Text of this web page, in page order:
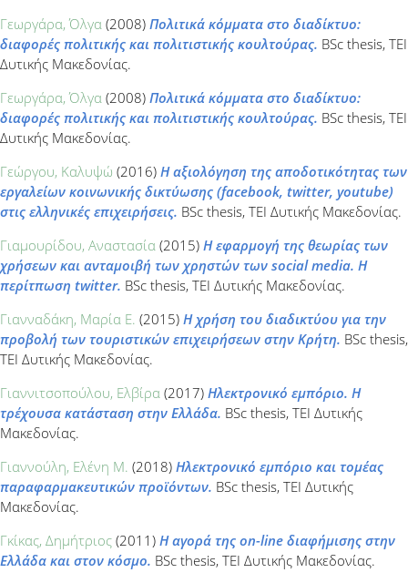
Γεωργάρα, Όλγα (2008) Πολιτικά κόμματα στο διαδίκτυο:
διαφορές πολιτικής και πολιτιστικής κουλτούρας. BSc thesis, ΤΕΙ
Δυτικής Μακεδονίας.
Γεωργάρα, Όλγα (2008) Πολιτικά κόμματα στο διαδίκτυο:
διαφορές πολιτικής και πολιτιστικής κουλτούρας. BSc thesis, ΤΕΙ
Δυτικής Μακεδονίας.
Γεώργου, Καλυψώ (2016) Η αξιολόγηση της αποδοτικότητας των
εργαλείων κοινωνικής δικτύωσης (facebook, twitter, youtube)
στις ελληνικές επιχειρήσεις. BSc thesis, ΤΕΙ Δυτικής Μακεδονίας.
Γιαμουρίδου, Αναστασία (2015) Η εφαρμογή της θεωρίας των
χρήσεων και ανταμοιβή των χρηστών των social media. H
περίτπωση twitter. BSc thesis, ΤΕΙ Δυτικής Μακεδονίας.
Γιανναδάκη, Μαρία Ε. (2015) Η χρήση του διαδικτύου για την
προβολή των τουριστικών επιχειρήσεων στην Κρήτη. BSc thesis,
ΤΕΙ Δυτικής Μακεδονίας.
Γιαννιτσοπούλου, Ελβίρα (2017) Ηλεκτρονικό εμπόριο. Η
τρέχουσα κατάσταση στην Ελλάδα. BSc thesis, ΤΕΙ Δυτικής
Μακεδονίας.
Γιαννούλη, Ελένη M. (2018) Ηλεκτρονικό εμπόριο και τομέας
παραφαρμακευτικών προϊόντων. BSc thesis, ΤΕΙ Δυτικής
Μακεδονίας.
Γκίκας, Δημήτριος (2011) Η αγορά της on-line διαφήμισης στην
Ελλάδα και στον κόσμο. BSc thesis, ΤΕΙ Δυτικής Μακεδονίας.